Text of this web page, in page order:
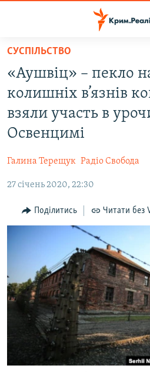
Перейти
основного
матеріалу
до
основної
Перейти
до
ВОДА.КРИМ
ПОЛІТИКА
ІНТЕРВ'Ю
ВСЕ ЗА ДЕНЬ
СПЕЦПРОЕКТИ
ВІДЕОУРОКИ «ELIFBE»
СВІДЧЕННЯ ОКУПАЦІЇ
УКРАЇНСЬКА ПРОБЛЕМА КРИМУ
ІНФОГРАФІКА
ЯК ОБІЙТИ БЛОКУВАННЯ
Русский
Qırımtatar
ДОЛУЧАЙСЯ!
СУСПІЛЬСТВО
«Аушвіц» – пекло
колишніх в’язнів
взяли участь в
Освенцимі
Галина Терещук Радіо Свобода
27 січень 2020, 22:30
Поділитись Читати без